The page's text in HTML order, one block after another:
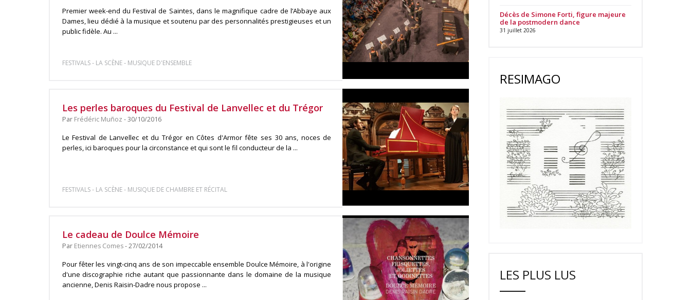
Premier week-end du Festival de Saintes, dans le magnifique cadre de l’Abbaye aux
Dames, lieu dédié à la musique et soutenu par des personnalités prestigieuses et un
public fidèle. Au ...
FESTIVALS- LA SCÈNE- MUSIQUE D'ENSEMBLE
Les perles baroques du Festival de Lanvellec et du Trégor
Par Frédéric Muñoz - 30/10/2016
Le Festival de Lanvellec et du Trégor en Côtes d'Armor fête ses 30 ans, noces de
perles, ici baroques pour la circonstance et qui sont le fil conducteur de la ...
FESTIVALS- LA SCÈNE- MUSIQUE DE CHAMBRE ET RÉCITAL
Le cadeau de Doulce Mémoire
Par Etiennes Comes- 27/02/2014
Pour fêter les vingt-cinq ans de son impeccable ensemble Doulce Mémoire, à l'origine
d'une discographie riche autant que passionnante dans le domaine de la musique
ancienne, Denis Raisin-Dadre nous propose ...
Décès de Simone Forti, figure majeure
de la postmodern dance
31 juillet 2026
RESIMAGO
LES PLUS LUS